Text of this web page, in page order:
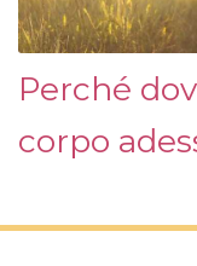
Perché
corpo